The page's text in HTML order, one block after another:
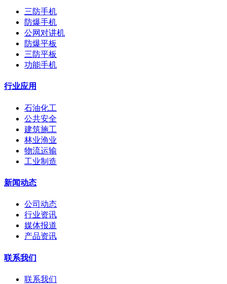
三防手机
防爆手机
公网对讲机
防爆平板
三防平板
功能手机
行业应用
石油化工
公共安全
建筑施工
林业渔业
物流运输
工业制造
新闻动态
公司动态
行业资讯
媒体报道
产品资讯
联系我们
联系我们